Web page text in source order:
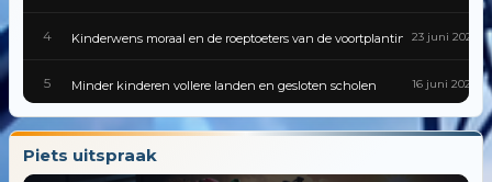
4 Kinderwens moraal en de roeptoeters van de voortplantingspolitiek
23 juni 2026
5 Minder kinderen vollere landen en gesloten scholen 16 juni 2026
6 Gevaarlijke besmettingen zijn van alle tijden 9 juni 2026
7 2 juni 2026
Piets uitspraak